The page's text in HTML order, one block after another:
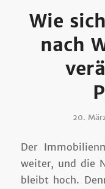
Wie
nach
20.
Der
weiter, und die
bleibt hoch.